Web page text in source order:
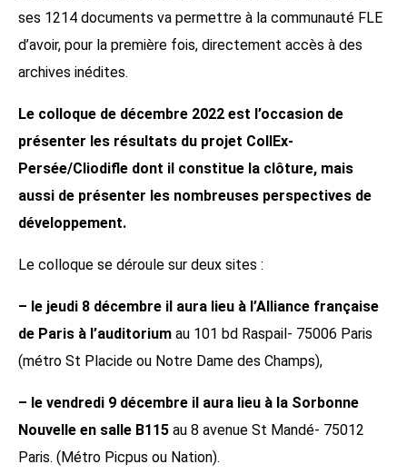
ses 1214 documents va permettre à la communauté FLE
d’avoir, pour la première fois, directement accès à des
archives inédites.
Le colloque de décembre 2022 est l’occasion de
présenter les résultats du projet CollEx-
Persée/Cliodifle dont il constitue la clôture, mais
aussi de présenter les nombreuses perspectives de
développement.
Le colloque se déroule sur deux sites :
– le jeudi 8 décembre il aura lieu à l’Alliance française
de Paris à l’auditorium au 101 bd Raspail- 75006 Paris
(métro St Placide ou Notre Dame des Champs),
– le vendredi 9 décembre il aura lieu à la Sorbonne
Nouvelle en salle B115 au 8 avenue St Mandé- 75012
Paris. (Métro Picpus ou Nation).